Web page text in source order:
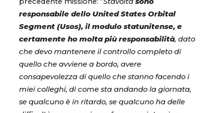
responsabile dello United States Orbital
Segment (Usos), il modulo statunitense, e
certamente ho molta più responsabilità, dato
che devo mantenere il controllo completo di
quello che avviene a bordo, avere
consapevolezza di quello che stanno facendo i
miei colleghi, di come sta andando la giornata,
se qualcuno è in ritardo, se qualcuno ha delle